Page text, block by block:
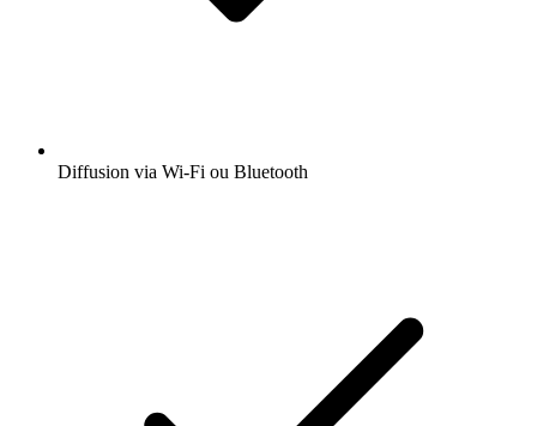
Diffusion via Wi-Fi ou Bluetooth